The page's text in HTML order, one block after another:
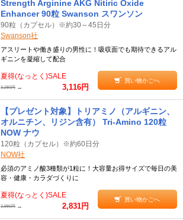
Strength Arginine AKG Nitiric Oxide
Enhancer 90粒 Swanson スワンソン
90粒（カプセル）※約30～45日分
Swanson社
アスリートや働き盛りの男性に！吸収面でも期待できるアル
ギニンを凝縮して配合
夏得(なっとく)SALE
3,280円 → 3,116円
買い物かごへ
【プレゼント対象】トリアミノ（アルギニン、
オルニチン、リジン含有） Tri-Amino 120粒
NOW ナウ
120粒（カプセル）※約60日分
NOW社
必須のアミノ酸3種類が1粒に！大容量お得サイズで毎日の美
容・健康・カラダづくりに
夏得(なっとく)SALE
2,980円 → 2,831円
買い物かごへ